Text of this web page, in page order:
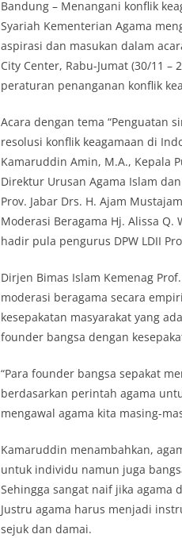
Bandung – Menangani konflik
Syariah Kementerian Agama
aspirasi dan masukan dalam
City Center, Rabu-Jumat (30/11
peraturan penanganan konflik
Acara dengan tema “Penguatan
resolusi konflik keagamaan di
Kamaruddin Amin, M.A., Kepala
Direktur Urusan Agama Islam
Prov. Jabar Drs. H. Ajam
Moderasi Beragama Hj. Alissa
hadir pula pengurus DPW LDII
Dirjen Bimas Islam Kemenag
moderasi beragama secara
kesepakatan masyarakat yang
founder bangsa dengan
“Para founder bangsa sepakat
berdasarkan perintah agama
mengawal agama kita masing-
Kamaruddin menambahkan,
untuk individu namun juga
Sehingga sangat naif jika
Justru agama harus menjadi
sejuk dan damai.